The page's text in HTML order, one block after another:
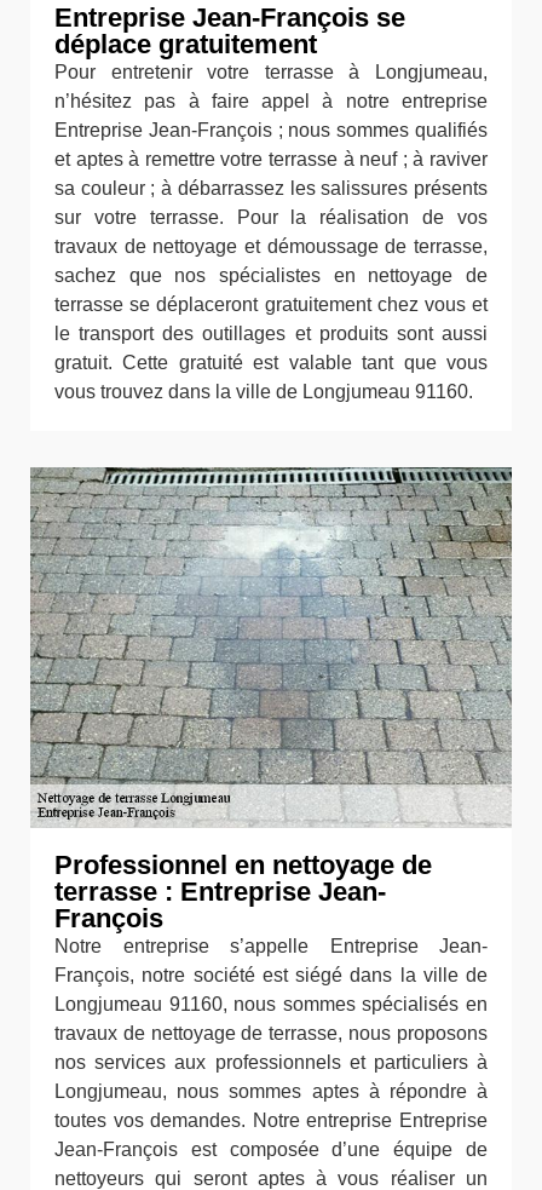
Entreprise Jean-François se
déplace gratuitement
Pour entretenir votre terrasse à Longjumeau,
n’hésitez pas à faire appel à notre entreprise
Entreprise Jean-François ; nous sommes qualifiés
et aptes à remettre votre terrasse à neuf ; à raviver
sa couleur ; à débarrassez les salissures présents
sur votre terrasse. Pour la réalisation de vos
travaux de nettoyage et démoussage de terrasse,
sachez que nos spécialistes en nettoyage de
terrasse se déplaceront gratuitement chez vous et
le transport des outillages et produits sont aussi
gratuit. Cette gratuité est valable tant que vous
vous trouvez dans la ville de Longjumeau 91160.
Professionnel en nettoyage de
terrasse : Entreprise Jean-
François
Notre entreprise s’appelle Entreprise Jean-
François, notre société est siégé dans la ville de
Longjumeau 91160, nous sommes spécialisés en
travaux de nettoyage de terrasse, nous proposons
nos services aux professionnels et particuliers à
Longjumeau, nous sommes aptes à répondre à
toutes vos demandes. Notre entreprise Entreprise
Jean-François est composée d’une équipe de
nettoyeurs qui seront aptes à vous réaliser un